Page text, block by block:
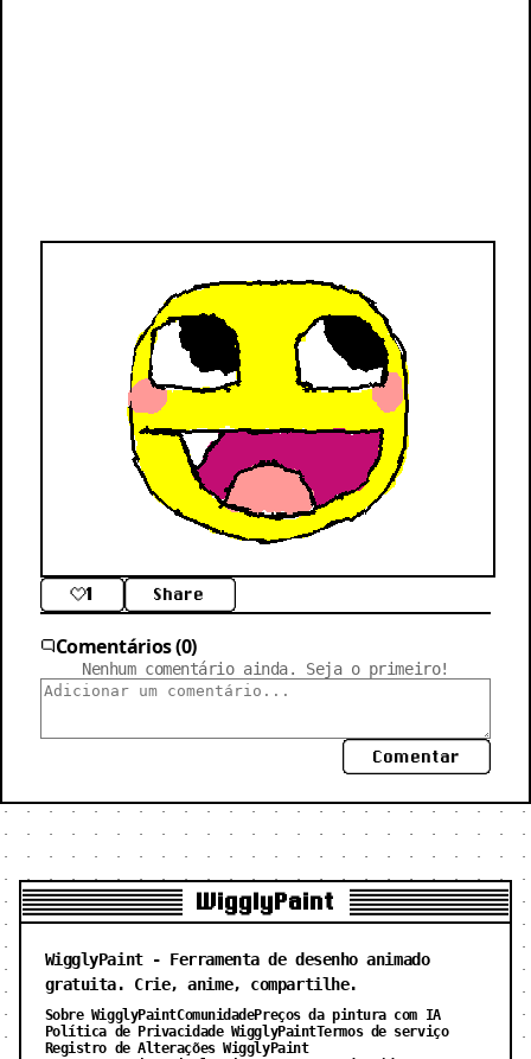
1 Share
Comentários (0)
Nenhum comentário ainda. Seja o primeiro!
Comentar
WigglyPaint
WigglyPaint - Ferramenta de desenho animado
gratuita. Crie, anime, compartilhe.
Sobre WigglyPaintComunidadePreços da pintura com IA
Política de Privacidade WigglyPaintTermos de serviço
Registro de Alterações WigglyPaint